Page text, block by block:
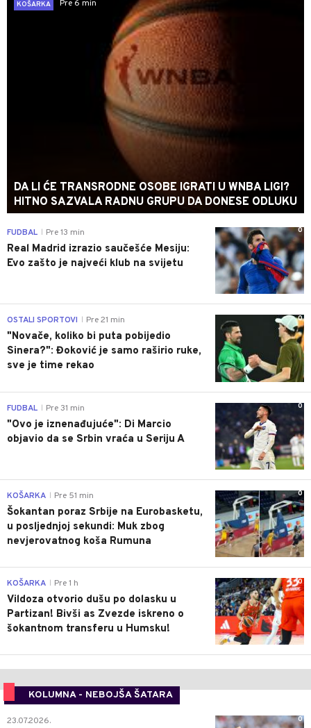
KOŠARKA
Pre 6 min
DA LI ĆE TRANSRODNE OSOBE IGRATI U WNBA LIGI?
HITNO SAZVALA RADNU GRUPU DA DONESE ODLUKU
0
FUDBAL Pre 13 min
Real Madrid izrazio saučešće Mesiju:
Evo zašto je najveći klub na svijetu
0
OSTALI SPORTOVI Pre 21 min
"Novače, koliko bi puta pobijedio
Sinera?": Đoković je samo raširio ruke,
sve je time rekao
0
FUDBAL Pre 31 min
"Ovo je iznenađujuće": Di Marcio
objavio da se Srbin vraća u Seriju A
0
KOŠARKA Pre 51 min
Šokantan poraz Srbije na Eurobasketu,
u posljednjoj sekundi: Muk zbog
nevjerovatnog koša Rumuna
0
KOŠARKA Pre 1 h
Vildoza otvorio dušu po dolasku u
Partizan! Bivši as Zvezde iskreno o
šokantnom transferu u Humsku!
KOLUMNA - NEBOJŠA ŠATARA
0
23.07.2026.